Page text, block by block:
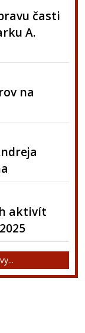
časti
A.
na
aktivít